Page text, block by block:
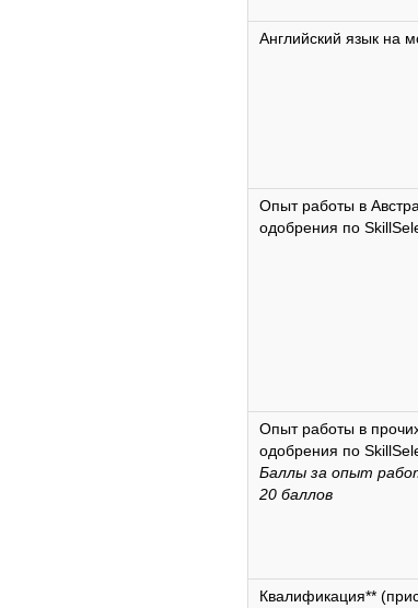
Английский язык на
Опыт работы в
одобрения по
Опыт работы в
одобрения по
Баллы за опыт
20 баллов
Квалификация**